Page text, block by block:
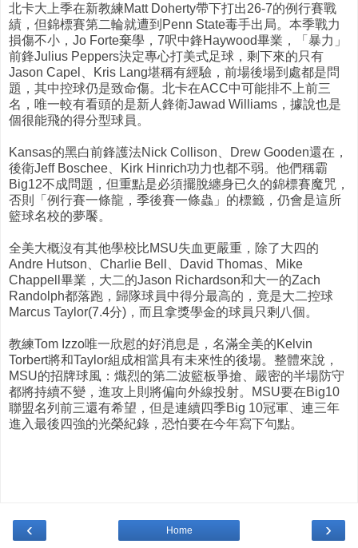
北卡大上季在新教練Matt Doherty帶下打出26-7的例行賽戰
績，但錦標賽第二輪就遭到Penn State毒手出局。本季戰力
損傷不小，Jo Forte棄學，7呎中鋒Haywood畢業，「暴力」
前鋒Julius Peppers決定專心打美式足球，剩下來的只有
Jason Capel、Kris Lang堪稱有經驗，前場後場到處都是問
題，其中控球仍是致命傷。北卡在ACC中可能排不上前三
名，唯一較有看頭的是新人鋒衛Jawad Williams，據說也是
個很能飛的得分型球員。
Kansas的黑白前鋒護法Nick Collison、Drew Gooden還在，
後衛Jeff Boschee、Kirk Hinrich功力也都不弱。他們稱霸
Big12不成問題，但重點是必須擺脫纏身已久的錦標賽魔咒，
否則「例行賽一條龍，季後賽一條蟲」的標籤，仍會是這所
籃球名校的夢饜。
全美大概沒有其他學校比MSU失血更嚴重，除了大四的
Andre Hutson、Charlie Bell、David Thomas、Mike
Chappell畢業，大二的Jason Richardson和大一的Zach
Randolph都落跑，歸隊球員中得分最高的，竟是大二控球
Marcus Taylor(7.4分)，而且拿獎學金的球員只剩八個。
教練Tom Izzo唯一欣慰的好消息是，名滿全美的Kelvin
Torbert將和Taylor組成相當具有未來性的後場。整體來說，
MSU的招牌球風：熾烈的第二波籃板爭搶、嚴密的半場防守
都將持續不變，進攻上則將偏向外線投射。MSU要在Big10
聯盟名列前三還有希望，但是連續四季Big 10冠軍、連三年
進入最後四強的光榮紀錄，恐怕要在今年寫下句點。
‹ ›
Home